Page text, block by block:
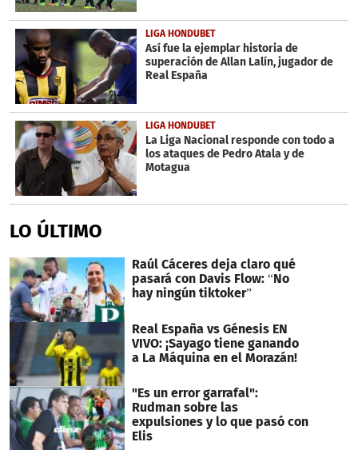
LIGA HONDUBET
Así fue la ejemplar historia de
superación de Allan Lalín, jugador de
Real España
LIGA HONDUBET
La Liga Nacional responde con todo a
los ataques de Pedro Atala y de
Motagua
LO ÚLTIMO
Raúl Cáceres deja claro qué
pasará con Davis Flow: “No
hay ningún tiktoker”
Real España vs Génesis EN
VIVO: ¡Sayago tiene ganando
a La Máquina en el Morazán!
"Es un error garrafal":
Rudman sobre las
expulsiones y lo que pasó con
Elis